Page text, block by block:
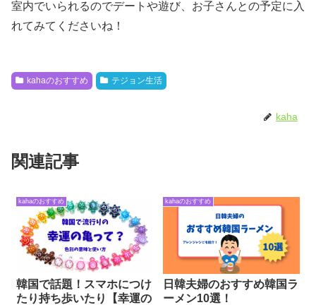
室内でいられるのでデートや遊び、お子さんとの予定に入
れてみてくださいね！
kahaのおすすめ テジョン生活
kaha
関連記事
kahaのおすすめ
韓国で話題！スマホにつけ
たり持ち歩いたり【幸運の
kahaのおすすめ
日韓夫婦のおすすめ韓国ラ
ーメン10選！